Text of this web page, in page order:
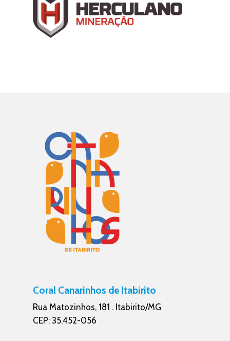
Coral Canarinhos de Itabirito
Rua Matozinhos, 181 . Itabirito/MG
CEP: 35.452-056